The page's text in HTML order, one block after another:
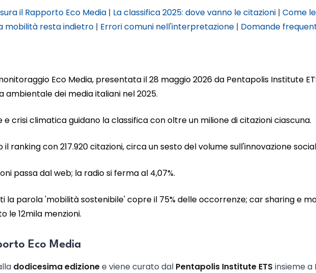
il Rapporto Eco Media | La classifica 2025: dove vanno le citazioni | Come
mobilità resta indietro | Errori comuni nell'interpretazione | Domande
Eco Media, presentata il 28 maggio 2026 da Pentapolis Institute
dei media italiani nel 2025.
e crisi climatica guidano la classifica con oltre un milione di citazioni ciascuna.
ranking con 217.920 citazioni, circa un sesto del volume sull'innovazione
passa dal web; la radio si ferma al 4,07%.
la parola 'mobilità sostenibile' copre il 75% delle occorrenze; car sharing e
le 12mila menzioni.
Eco Media
dodicesima edizionee viene curato dal Pentapolis Institute ETS insieme a